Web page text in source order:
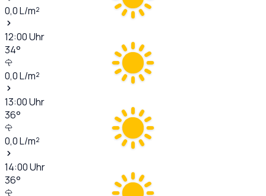
0,0L/m²
12:00Uhr
34°
0,0L/m²
13:00Uhr
36°
0,0L/m²
14:00Uhr
36°